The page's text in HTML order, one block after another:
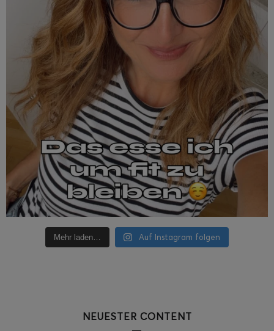
Mehr laden… Auf Instagram folgen
NEUESTER CONTENT